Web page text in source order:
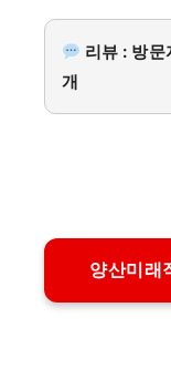
리뷰 : 방
개
양산미래